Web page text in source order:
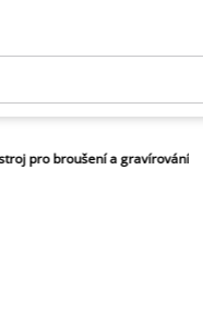
pro broušení a gravírování